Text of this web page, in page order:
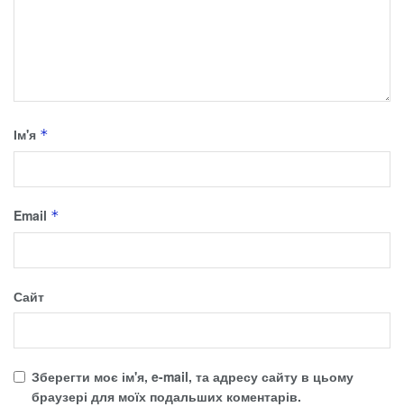
Ім'я *
Email *
Сайт
Зберегти моє ім'я, e-mail, та адресу сайту в цьому
браузері для моїх подальших коментарів.